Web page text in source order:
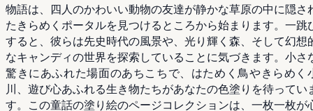
物語は、四人のかわいい動物の友達が静かな草原の中に隠さ
たきらめくポータルを見つけるところから始まります。一跳
すると、彼らは先史時代の風景や、光り輝く森、そして幻想
なキャンディの世界を探索していることに気づきます。小さ
驚きにあふれた場面のあちこちで、はためく鳥やきらめく
川、遊び心あふれる生き物たちがあなたの色塗りを待ってい
す。この童話の塗り絵のページコレクションは、一枚一枚が